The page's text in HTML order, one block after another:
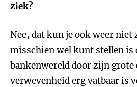
ziek?
Nee, dat kun je ook weer niet
misschien wel kunt stellen is
bankenwereld door zijn grote
verwevenheid erg vatbaar is